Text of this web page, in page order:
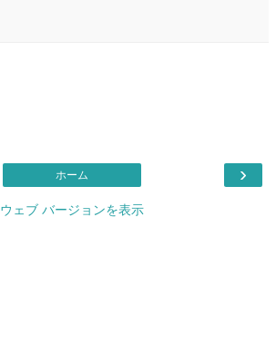
›
ホーム
ウェブ バージョンを表示